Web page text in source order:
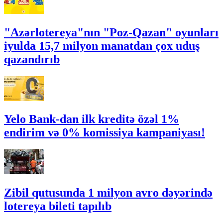
"Azərlotereya"nın "Poz-Qazan" oyunları
iyulda 15,7 milyon manatdan çox uduş
qazandırıb
Yelo Bank-dan ilk kreditə özəl 1%
endirim və 0% komissiya kampaniyası!
Zibil qutusunda 1 milyon avro dəyərində
lotereya bileti tapılıb